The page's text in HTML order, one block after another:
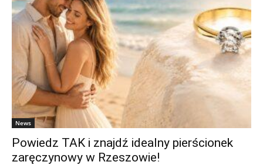
News
Powiedz TAK i znajdź idealny pierścionek
zaręczynowy w Rzeszowie!